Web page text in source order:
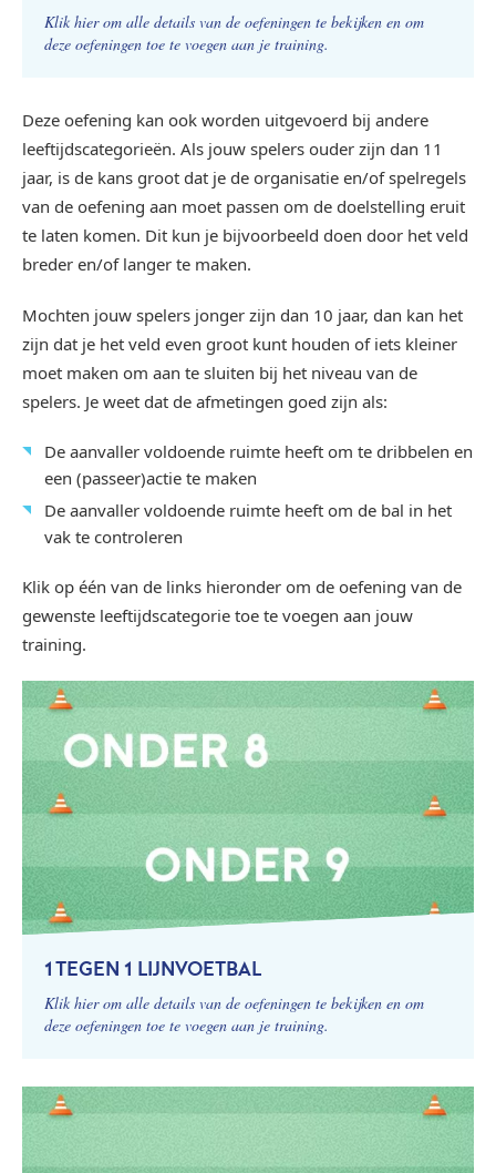
Klik hier om alle details van de oefeningen te bekijken en om
deze oefeningen toe te voegen aan je training.
Deze oefening kan ook worden uitgevoerd bij andere
leeftijdscategorieën. Als jouw spelers ouder zijn dan 11
jaar, is de kans groot dat je de organisatie en/of spelregels
van de oefening aan moet passen om de doelstelling eruit
te laten komen. Dit kun je bijvoorbeeld doen door het veld
breder en/of langer te maken.
Mochten jouw spelers jonger zijn dan 10 jaar, dan kan het
zijn dat je het veld even groot kunt houden of iets kleiner
moet maken om aan te sluiten bij het niveau van de
spelers. Je weet dat de afmetingen goed zijn als:
De aanvaller voldoende ruimte heeft om te dribbelen en
een (passeer)actie te maken
De aanvaller voldoende ruimte heeft om de bal in het
vak te controleren
Klik op één van de links hieronder om de oefening van de
gewenste leeftijdscategorie toe te voegen aan jouw
training.
1 TEGEN 1 LIJNVOETBAL
Klik hier om alle details van de oefeningen te bekijken en om
deze oefeningen toe te voegen aan je training.